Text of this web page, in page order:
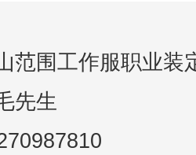
范围工作服职业装
先生